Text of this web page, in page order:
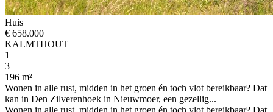
Huis
€ 658.000
KALMTHOUT
1
3
196 m²
Wonen in alle rust, midden in het groen én toch vlot bereikbaar? Dat
kan in Den Zilverenhoek in Nieuwmoer, een gezellig...
Wonen in alle rust, midden in het groen én toch vlot bereikbaar? Dat